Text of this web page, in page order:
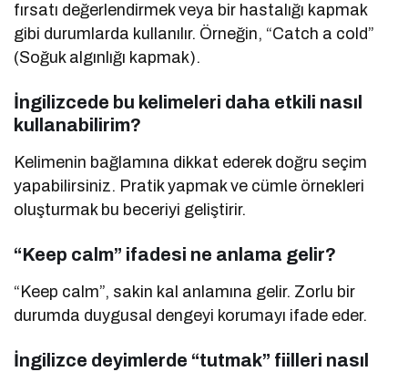
fırsatı değerlendirmek veya bir hastalığı kapmak
gibi durumlarda kullanılır. Örneğin, “Catch a cold”
(Soğuk algınlığı kapmak).
İngilizcede bu kelimeleri daha etkili nasıl
kullanabilirim?
Kelimenin bağlamına dikkat ederek doğru seçim
yapabilirsiniz. Pratik yapmak ve cümle örnekleri
oluşturmak bu beceriyi geliştirir.
“Keep calm” ifadesi ne anlama gelir?
“Keep calm”, sakin kal anlamına gelir. Zorlu bir
durumda duygusal dengeyi korumayı ifade eder.
İngilizce deyimlerde “tutmak” fiilleri nasıl